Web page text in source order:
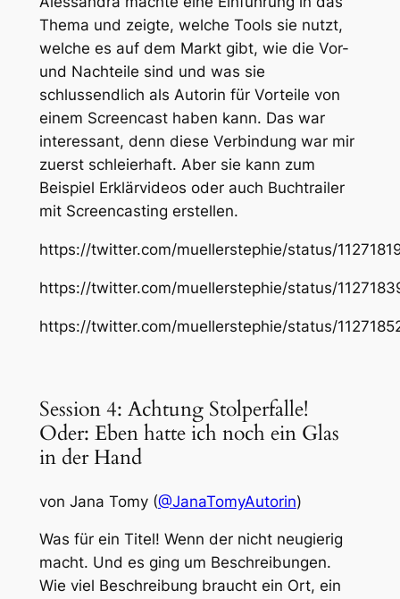
Thema und zeigte, welche Tools sie nutzt,
welche es auf dem Markt gibt, wie die Vor-
und Nachteile sind und was sie
schlussendlich als Autorin für Vorteile von
einem Screencast haben kann. Das war
interessant, denn diese Verbindung war mir
zuerst schleierhaft. Aber sie kann zum
Beispiel Erklärvideos oder auch Buchtrailer
mit Screencasting erstellen.
https://twitter.com/muellerstephie/status/
https://twitter.com/muellerstephie/status/
https://twitter.com/muellerstephie/status/
Session 4: Achtung Stolperfalle!
Oder: Eben hatte ich noch ein Glas
in der Hand
von Jana Tomy (@JanaTomyAutorin)
Was für ein Titel! Wenn der nicht neugierig
macht. Und es ging um Beschreibungen.
Wie viel Beschreibung braucht ein Ort, ein